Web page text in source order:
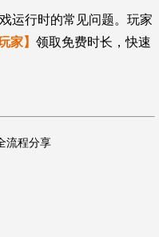
运行时的常见问题。玩家
家】 领取免费时长，快速
流程分享